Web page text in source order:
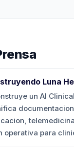
Luna
un AI
operativa para